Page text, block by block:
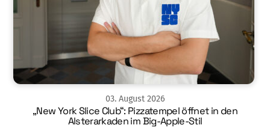
03. August 2026
„New York Slice Club“: Pizzatempel öffnet in den
Alsterarkaden im Big-Apple-Stil